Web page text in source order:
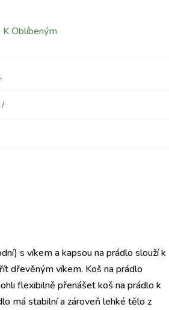
K Oblíbeným
s víkem a kapsou na prádlo slouží k
dřevěným víkem. Koš na prádlo
flexibilně přenášet koš na prádlo k
má stabilní a zároveň lehké tělo z